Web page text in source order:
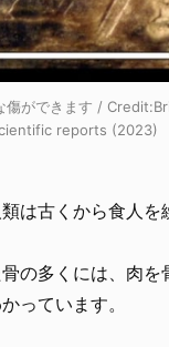
傷ができます / Credit:
reports (2023)
は古くから食人を
の多くには、肉
っています。